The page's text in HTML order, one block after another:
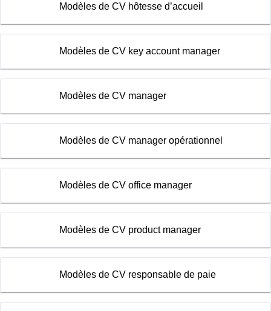
Modèles de CV hôtesse d’accueil
Modèles de CV key account manager
Modèles de CV manager
Modèles de CV manager opérationnel
Modèles de CV office manager
Modèles de CV product manager
Modèles de CV responsable de paie